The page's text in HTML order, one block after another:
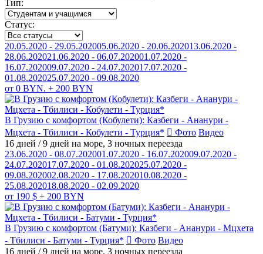
Тип:
Статус:
20.05.2020 - 29.05.202005.06.2020 - 20.06.202013.06.2020 -
28.06.202021.06.2020 - 06.07.202001.07.2020 -
16.07.202009.07.2020 - 24.07.202017.07.2020 -
01.08.202025.07.2020 - 09.08.2020
от 0 BYN. + 200 BYN
В Грузию с комфортом (Кобулети): Казбеги - Ананури -
Мцхета - Тбилиси - Кобулети - Турция*
Фото Видео
16 дней / 9 дней на море, 3 ночных переезда
23.06.2020 - 08.07.202001.07.2020 - 16.07.202009.07.2020 -
24.07.202017.07.2020 - 01.08.202025.07.2020 -
09.08.202002.08.2020 - 17.08.202010.08.2020 -
25.08.202018.08.2020 - 02.09.2020
от 190 $ + 200 BYN
В Грузию с комфортом (Батуми): Казбеги - Ананури - Мцхета
- Тбилиси - Батуми - Турция*
Фото Видео
16 дней / 9 дней на море, 3 ночных переезда